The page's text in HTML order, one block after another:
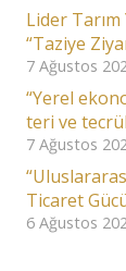
Lider
“Taziye
7 Ağustos
“Yerel
teri ve
7 Ağustos
Ticaret
6 Ağustos